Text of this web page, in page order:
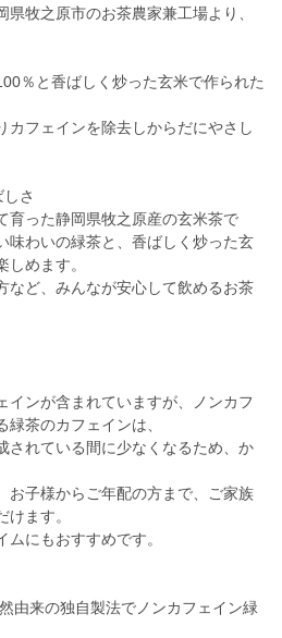
牧之原市のお茶農家兼工場より、
％と香ばしく炒った玄米で作られた
カフェインを除去しからだにやさし
さ
育った静岡県牧之原産の玄米茶で
味わいの緑茶と、香ばしく炒った玄
めます。
など、みんなが安心して飲めるお茶
インが含まれていますが、ノンカフ
緑茶のカフェインは、
されている間に少なくなるため、か
お子様からご年配の方まで、ご家族
ます。
にもおすすめです。
由来の独自製法でノンカフェイン緑